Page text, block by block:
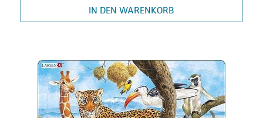
IN DEN WARENKORB